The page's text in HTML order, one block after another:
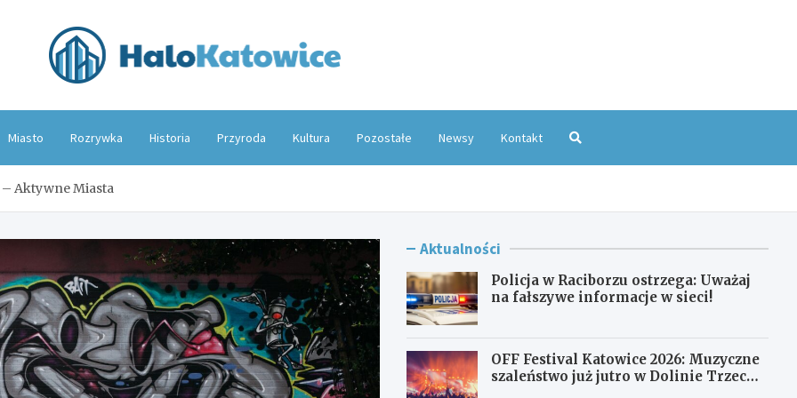
Miasto Rozrywka Historia Przyroda Kultura Pozostałe Newsy Kontakt
Aktywne Miasta
Aktualności
Policja w Raciborzu ostrzega: Uważaj
na fałszywe informacje w sieci!
OFF Festival Katowice 2026: Muzyczne
szaleństwo już jutro w Dolinie Trzech